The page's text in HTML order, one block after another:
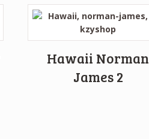
Hawaii Norman
James 2